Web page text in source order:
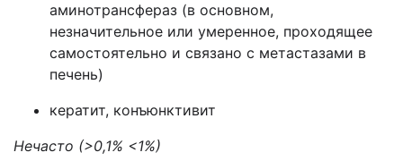
аминотрансфераз (в основном,
незначительное или умеренное, проходящее
самостоятельно и связано с метастазами в
печень)
кератит, конъюнктивит
Нечасто (>0,1% <1%)